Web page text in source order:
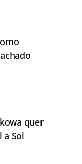
quer
a Sol